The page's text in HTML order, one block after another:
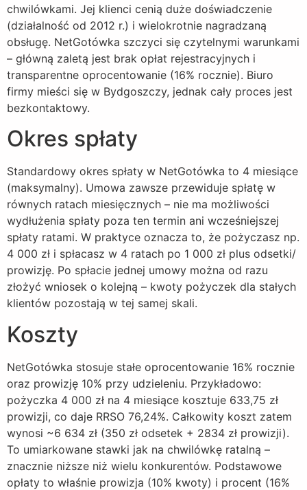
chwilówkami. Jej klienci cenią duże doświadczenie
(działalność od 2012 r.) i wielokrotnie nagradzaną
obsługę. NetGotówka szczyci się czytelnymi warunkami
– główną zaletą jest brak opłat rejestracyjnych i
transparentne oprocentowanie (16% rocznie). Biuro
firmy mieści się w Bydgoszczy, jednak cały proces jest
bezkontaktowy.
Okres spłaty
Standardowy okres spłaty w NetGotówka to 4 miesiące
(maksymalny). Umowa zawsze przewiduje spłatę w
równych ratach miesięcznych – nie ma możliwości
wydłużenia spłaty poza ten termin ani wcześniejszej
spłaty ratami. W praktyce oznacza to, że pożyczasz np.
4 000 zł i spłacasz w 4 ratach po 1 000 zł plus odsetki/
prowizję. Po spłacie jednej umowy można od razu
złożyć wniosek o kolejną – kwoty pożyczek dla stałych
klientów pozostają w tej samej skali.
Koszty
NetGotówka stosuje stałe oprocentowanie 16% rocznie
oraz prowizję 10% przy udzieleniu. Przykładowo:
pożyczka 4 000 zł na 4 miesiące kosztuje 633,75 zł
prowizji, co daje RRSO 76,24%. Całkowity koszt zatem
wynosi ~6 634 zł (350 zł odsetek + 2834 zł prowizji).
To umiarkowane stawki jak na chwilówkę ratalną –
znacznie niższe niż wielu konkurentów. Podstawowe
opłaty to właśnie prowizja (10% kwoty) i procent (16%